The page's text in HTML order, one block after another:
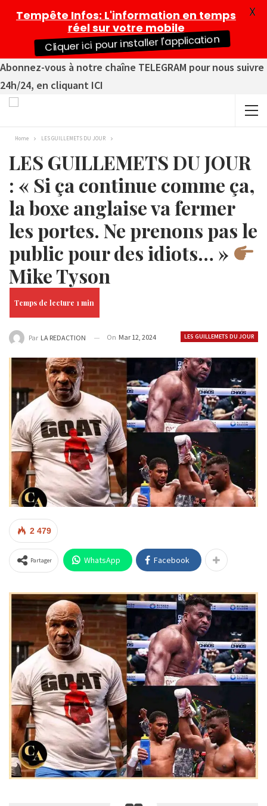
Abonnez-vous à notre chaîne TELEGRAM pour nous suivre
24h/24, en cliquant ICI
Home LES GUILLEMETS DU JOUR
LES GUILLEMETS DU JOUR
: « Si ça continue comme ça,
la boxe anglaise va fermer
les portes. Ne prenons pas le
public pour des idiots… »
Mike Tyson
LES GUILLEMETS DU JOUR
Par LA REDACTION On Mar 12, 2024
2 479
Partager WhatsApp Facebook
Tempête Infos: L'information en temps
réel sur votre mobile
Cliquer ici pour installer l'application
X